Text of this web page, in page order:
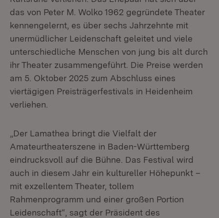
das von Peter M. Wolko 1962 gegründete Theater
kennengelernt, es über sechs Jahrzehnte mit
unermüdlicher Leidenschaft geleitet und viele
unterschiedliche Menschen von jung bis alt durch
ihr Theater zusammengeführt. Die Preise werden
am 5. Oktober 2025 zum Abschluss eines
viertägigen Preisträgerfestivals in Heidenheim
verliehen.
„Der Lamathea bringt die Vielfalt der
Amateurtheaterszene in Baden-Württemberg
eindrucksvoll auf die Bühne. Das Festival wird
auch in diesem Jahr ein kultureller Höhepunkt –
mit exzellentem Theater, tollem
Rahmenprogramm und einer großen Portion
Leidenschaft“, sagt der Präsident des